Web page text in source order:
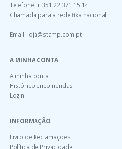
Telefone: + 351 22 371 15 14
Chamada para a rede fixa nacional
Email: loja@stamp.com.pt
A MINHA CONTA
A minha conta
Histórico encomendas
Login
INFORMAÇÃO
Livro de Reclamações
Política de Privacidade